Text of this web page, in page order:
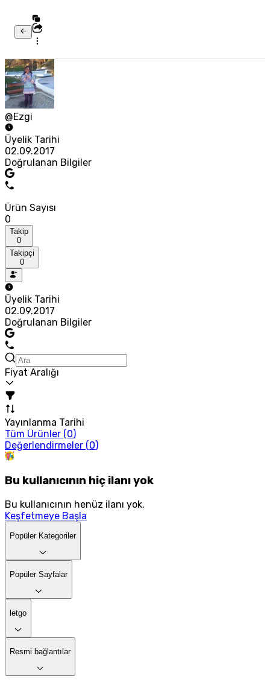
@Ezgi
Üyelik Tarihi
02.09.2017
Doğrulanan Bilgiler
Ürün Sayısı
0
Takip
0
Takipçi
0
Üyelik Tarihi
02.09.2017
Doğrulanan Bilgiler
Fiyat Aralığı
Yayınlanma Tarihi
Tüm Ürünler (0)
Değerlendirmeler (0)
Bu kullanıcının hiç ilanı yok
Bu kullanıcının henüz ilanı yok.
Keşfetmeye Başla
Popüler Kategoriler
Popüler Sayfalar
letgo
Resmi bağlantılar